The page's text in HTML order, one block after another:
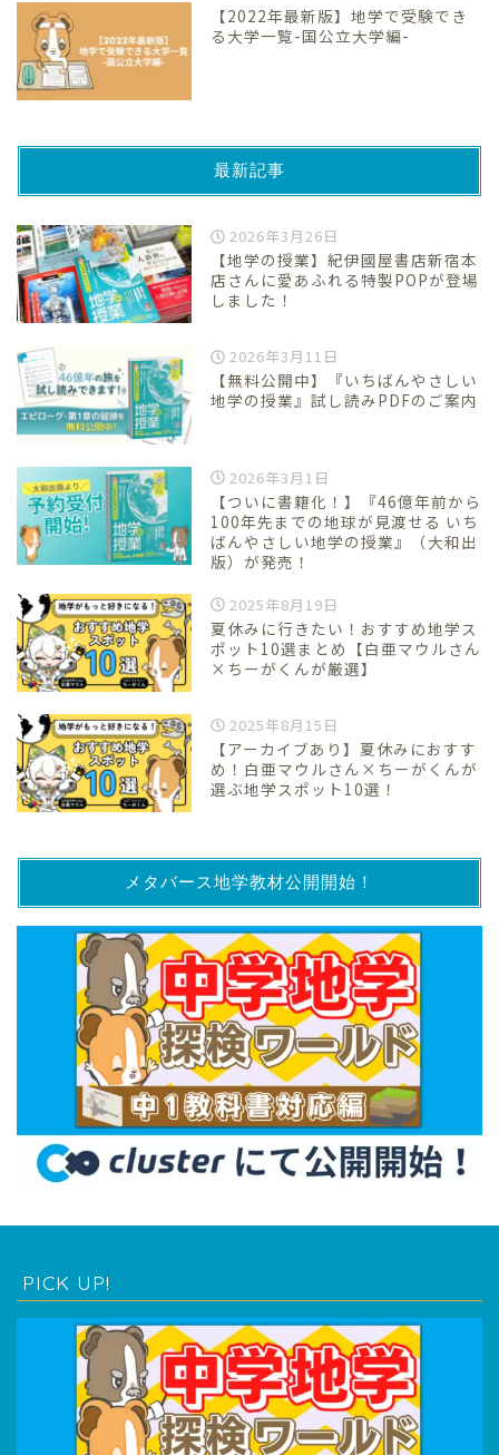
【2022年最新版】地学で受験でき
る大学一覧-国公立大学編-
最新記事
2026年3月26日
【地学の授業】紀伊國屋書店新宿本
店さんに愛あふれる特製POPが登場
しました！
2026年3月11日
【無料公開中】『いちばんやさしい
地学の授業』試し読みPDFのご案内
2026年3月1日
【ついに書籍化！】『46億年前から
100年先までの地球が見渡せる いち
ばんやさしい地学の授業』（大和出
版）が発売！
2025年8月19日
夏休みに行きたい！おすすめ地学ス
ポット10選まとめ【白亜マウルさん
×ちーがくんが厳選】
2025年8月15日
【アーカイブあり】夏休みにおすす
め！白亜マウルさん×ちーがくんが
選ぶ地学スポット10選！
メタバース地学教材公開開始！
PICK UP!